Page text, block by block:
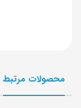
محصولات مرتبط